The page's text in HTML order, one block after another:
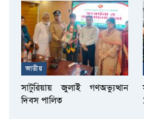
জাতীয়
সাটুরিয়ায় জুলাই গণঅভ্যুত্থান
দিবস পালিত